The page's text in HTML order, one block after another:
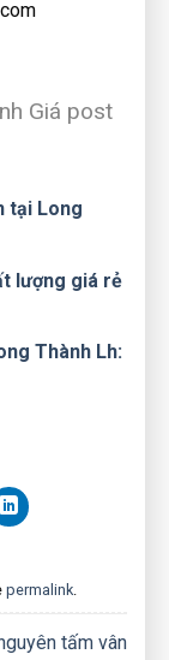
Giá post
tại Long
lượng giá rẻ
Thành Lh:
permalink.
tấm vân